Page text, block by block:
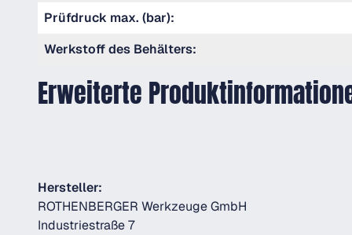
Prüfdruck max. (bar):
Werkstoff des Behälters:
Erweiterte
Hersteller:
ROTHENBERGER Werkzeuge GmbH
Industriestraße 7